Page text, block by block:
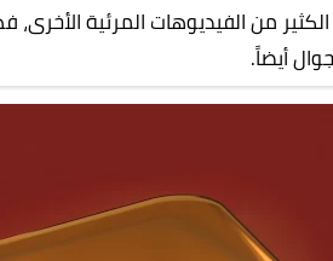
من الفيديوهات المرئية
أيضاً.